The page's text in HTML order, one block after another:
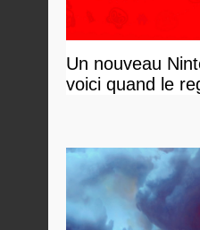
Un nouveau
voici quand le